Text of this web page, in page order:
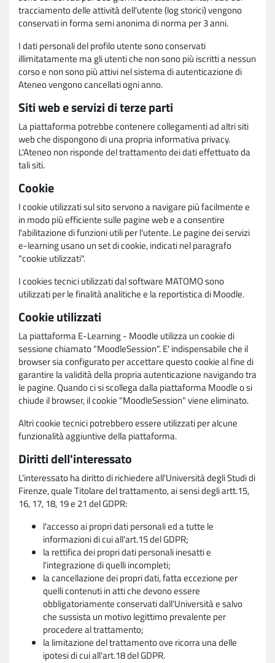
tracciamento delle attività dell'utente (log storici) vengono
conservati in forma semi anonima di norma per 3 anni.
I dati personali del profilo utente sono conservati
illimitatamente ma gli utenti che non sono più iscritti a nessun
corso e non sono più attivi nel sistema di autenticazione di
Ateneo vengono cancellati ogni anno.
Siti web e servizi di terze parti
La piattaforma potrebbe contenere collegamenti ad altri siti
web che dispongono di una propria informativa privacy.
L'Ateneo non risponde del trattamento dei dati effettuato da
tali siti.
Cookie
I cookie utilizzati sul sito servono a navigare più facilmente e
in modo più efficiente sulle pagine web e a consentire
l'abilitazione di funzioni utili per l'utente. Le pagine dei servizi
e-learning usano un set di cookie, indicati nel paragrafo
"cookie utilizzati".
I cookies tecnici utilizzati dal software MATOMO sono
utilizzati per le finalità analitiche e la reportistica di Moodle.
Cookie utilizzati
La piattaforma E-Learning - Moodle utilizza un cookie di
sessione chiamato "MoodleSession". E' indispensabile che il
browser sia configurato per accettare questo cookie al fine di
garantire la validità della propria autenticazione navigando tra
le pagine. Quando ci si scollega dalla piattaforma Moodle o si
chiude il browser, il cookie "MoodleSession" viene eliminato.
Altri cookie tecnici potrebbero essere utilizzati per alcune
funzionalità aggiuntive della piattaforma.
Diritti dell'interessato
L'interessato ha diritto di richiedere all'Università degli Studi di
Firenze, quale Titolare del trattamento, ai sensi degli artt.15,
16, 17, 18, 19 e 21 del GDPR:
l'accesso ai propri dati personali ed a tutte le
informazioni di cui all'art.15 del GDPR;
la rettifica dei propri dati personali inesatti e
l'integrazione di quelli incompleti;
la cancellazione dei propri dati, fatta eccezione per
quelli contenuti in atti che devono essere
obbligatoriamente conservati dall'Università e salvo
che sussista un motivo legittimo prevalente per
procedere al trattamento;
la limitazione del trattamento ove ricorra una delle
ipotesi di cui all'art.18 del GDPR.